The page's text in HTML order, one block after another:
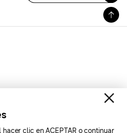
clic en ACEPTAR o continuar